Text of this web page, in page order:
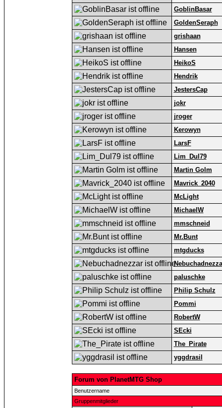
GoblinBasar
GoldenSeraph
grishaan
Hansen
HeikoS
Hendrik
JestersCap
jokr
jroger
Kerowyn
LarsF
Lim_Dul79
Martin Golm
Mavrick_2040
McLight
MichaelW
mmschneid
Mr.Bunt
mtgducks
paluschke
Philip Schulz
Pommi
RobertW
SEcki
The_Pirate
yggdrasil
Forum von PlanetMTG Shop
Benutzername
Gruppenmitglieder